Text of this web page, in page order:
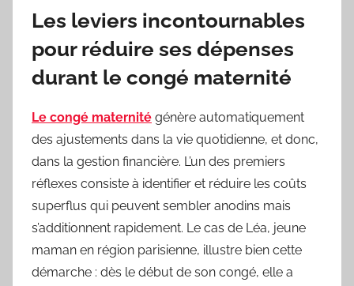
Les leviers incontournables
pour réduire ses dépenses
durant le congé maternité
Le congé maternité génère automatiquement
des ajustements dans la vie quotidienne, et donc,
dans la gestion financière. L’un des premiers
réflexes consiste à identifier et réduire les coûts
superflus qui peuvent sembler anodins mais
s’additionnent rapidement. Le cas de Léa, jeune
maman en région parisienne, illustre bien cette
démarche : dès le début de son congé, elle a